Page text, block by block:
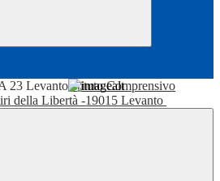
Istituto Comprensivo
della Libertà -19015 Levanto